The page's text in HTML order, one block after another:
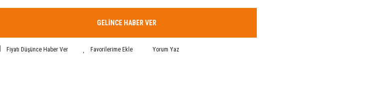
GELİNCE HABER VER
Fiyatı Düşünce Haber Ver Yorum Yaz